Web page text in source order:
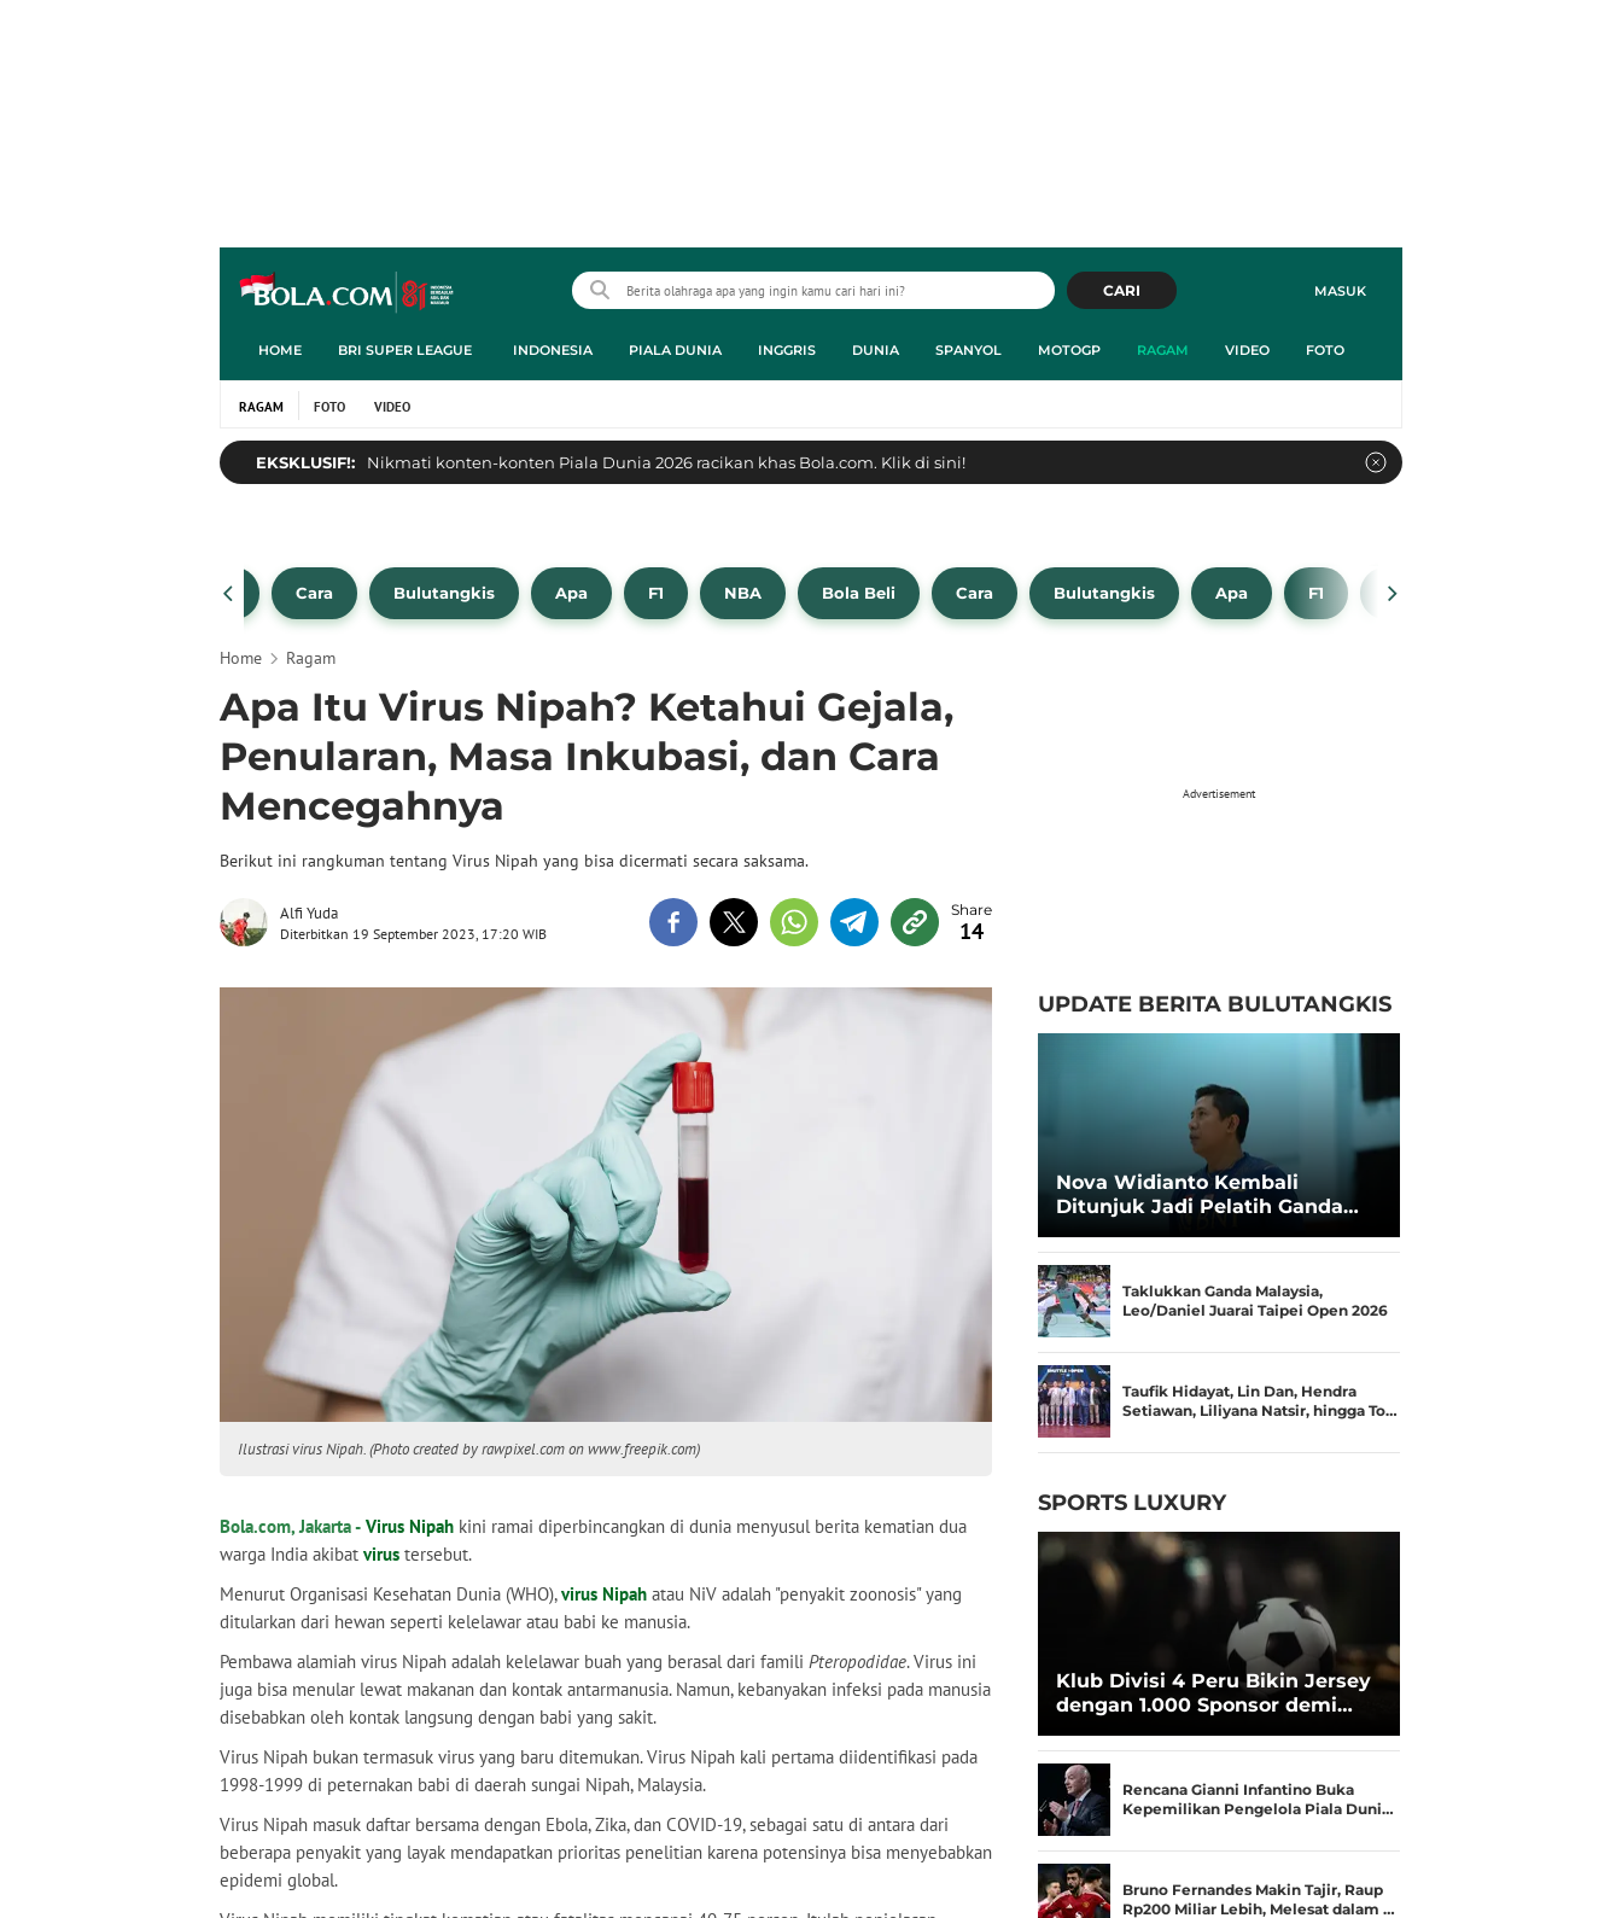
MASUK
CARI
HOME BRI SUPER LEAGUE INDONESIA PIALA DUNIA INGGRIS DUNIA SPANYOL MOTOGP RAGAM VIDEO FOTO
RAGAM FOTO VIDEO
EKSKLUSIF!: Nikmati konten-konten Piala Dunia 2026 racikan khas Bola.com. Klik di sini!
Bola Beli Cara Bulutangkis Apa F1 NBA Bola Beli Cara Bulutangkis Apa F1 NBA
Home Ragam
Apa Itu Virus Nipah? Ketahui Gejala,
Penularan, Masa Inkubasi, dan Cara
Mencegahnya
Berikut ini rangkuman tentang Virus Nipah yang bisa dicermati secara saksama.
Alfi Yuda
Diterbitkan 19 September 2023, 17:20 WIB 14
Ilustrasi virus Nipah. (Photo created by rawpixel.com on www.freepik.com)
Bola.com, Jakarta - Virus Nipah kini ramai diperbincangkan di dunia menyusul berita kematian dua
warga India akibat virus tersebut.
Menurut Organisasi Kesehatan Dunia (WHO),virus Nipah atau NiV adalah "penyakit zoonosis" yang
ditularkan dari hewan seperti kelelawar atau babi ke manusia.
Pembawa alamiah virus Nipah adalah kelelawar buah yang berasal dari famili Pteropodidae. Virus ini
juga bisa menular lewat makanan dan kontak antarmanusia. Namun, kebanyakan infeksi pada manusia
disebabkan oleh kontak langsung dengan babi yang sakit.
Virus Nipah bukan termasuk virus yang baru ditemukan. Virus Nipah kali pertama diidentifikasi pada
1998-1999 di peternakan babi di daerah sungai Nipah, Malaysia.
Virus Nipah masuk daftar bersama dengan Ebola, Zika, dan COVID-19, sebagai satu di antara dari
beberapa penyakit yang layak mendapatkan prioritas penelitian karena potensinya bisa menyebabkan
epidemi global.
Advertisement
UPDATE BERITA BULUTANGKIS
Nova Widianto Kembali
Ditunjuk Jadi Pelatih Ganda
Taklukkan Ganda Malaysia,
Leo/Daniel Juarai Taipei Open 2026
Taufik Hidayat, Lin Dan, Hendra
Setiawan, Liliyana Natsir, hingga To…
SPORTS LUXURY
Klub Divisi 4 Peru Bikin Jersey
dengan 1.000 Sponsor demi
Rencana Gianni Infantino Buka
Kepemilikan Pengelola Piala Duni…
Bruno Fernandes Makin Tajir, Raup
Rp200 Miliar Lebih, Melesat dalam …